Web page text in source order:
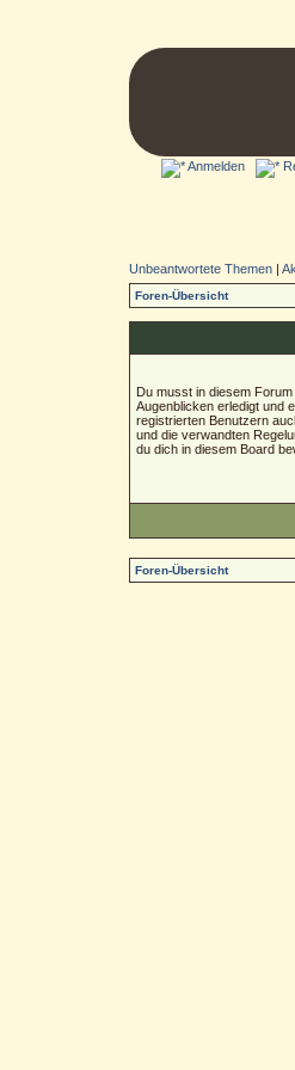
Anmelden
Unbeantwortete Themen|
Foren-Übersicht
Du musst in diesem
Augenblicken erledigt und
registrierten Benutzern
und die verwandten
du dich in diesem Board
Foren-Übersicht